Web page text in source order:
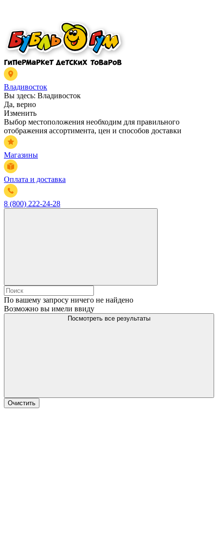
Владивосток
Вы здесь: Владивосток
Да, верно
Изменить
Выбор местоположения необходим для правильного
отображения ассортимента, цен и способов доставки
Магазины
Оплата и доставка
8 (800) 222-24-28
По вашему запросу ничего не найдено
Возможно вы имели ввиду
Посмотреть все результаты
Очистить